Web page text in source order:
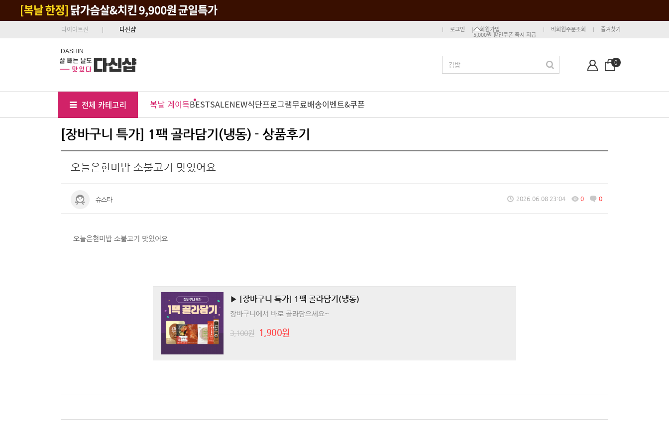
다이어트신 다신샵 로그인 회원가입
5,000원 할인쿠폰 즉시 지급
비회원주문조회 즐겨찾기
DASHIN
0
전체 카테고리 복날 계이득BESTSALENEW식단프로그램무료배송이벤트&쿠폰
[장바구니 특가] 1팩 골라담기(냉동) - 상품후기
오늘은현미밥 소불고기 맛있어요
슈스타 2026.06.08 23:04 0 0
오늘은현미밥 소불고기 맛있어요
▶ [장바구니 특가] 1팩 골라담기(냉동)
장바구니에서 바로 골라담으세요~
3,100원 1,900원